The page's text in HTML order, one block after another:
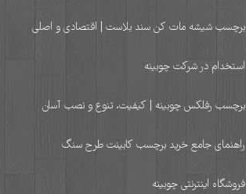
برچسب شیشه مات کن سند بلاست | اقتصادی و اصلی
استخدام در شرکت چوبینه
برچسب رفلکس چوبینه | کیفیت، تنوع و نصب آسان
راهنمای جامع خرید برچسب کابینت طرح سنگ
فروشگاه اینترنتی چوبینه